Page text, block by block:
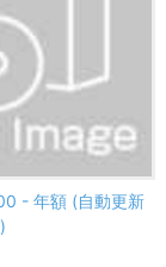
- 年額 (自動更新